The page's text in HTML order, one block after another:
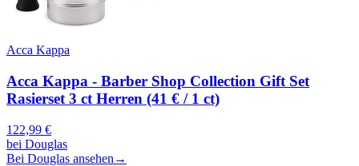
Acca Kappa
Acca Kappa - Barber Shop Collection Gift Set
Rasierset 3 ct Herren (41 € / 1 ct)
122,99 €
bei Douglas
Bei Douglas ansehen →